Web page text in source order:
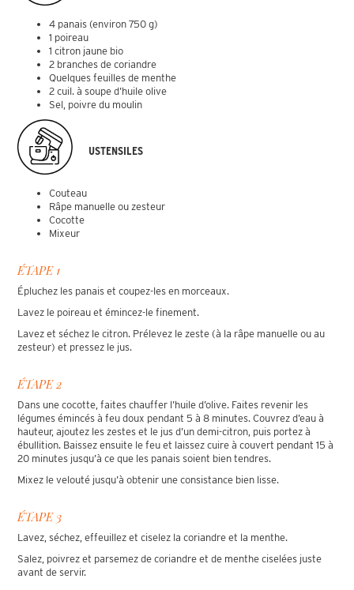
4 panais (environ 750 g)
1 poireau
1 citron jaune bio
2 branches de coriandre
Quelques feuilles de menthe
2 cuil. à soupe d’huile olive
Sel, poivre du moulin
USTENSILES
Couteau
Râpe manuelle ou zesteur
Cocotte
Mixeur
ÉTAPE 1
Épluchez les panais et coupez-les en morceaux.
Lavez le poireau et émincez-le finement.
Lavez et séchez le citron. Prélevez le zeste (à la râpe manuelle ou au
zesteur) et pressez le jus.
ÉTAPE 2
Dans une cocotte, faites chauffer l’huile d’olive. Faites revenir les
légumes émincés à feu doux pendant 5 à 8 minutes. Couvrez d’eau à
hauteur, ajoutez les zestes et le jus d’un demi-citron, puis portez à
ébullition. Baissez ensuite le feu et laissez cuire à couvert pendant 15 à
20 minutes jusqu’à ce que les panais soient bien tendres.
Mixez le velouté jusqu’à obtenir une consistance bien lisse.
ÉTAPE 3
Lavez, séchez, effeuillez et ciselez la coriandre et la menthe.
Salez, poivrez et parsemez de coriandre et de menthe ciselées juste
avant de servir.